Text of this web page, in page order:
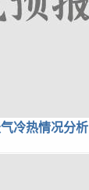
冷热情况分析